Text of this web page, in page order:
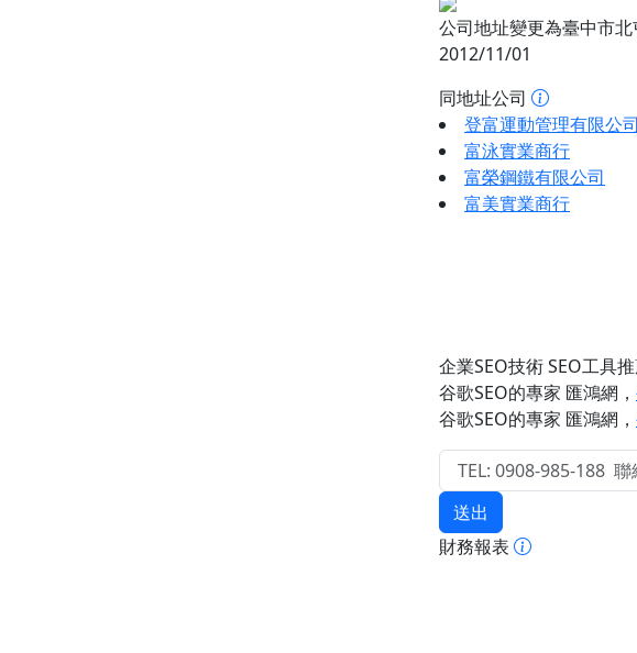
公司地址變更為臺中市
2012/11/01
同地址公司
登富運動管理有限公司
富泳實業商行
富榮鋼鐵有限公司
富美實業商行
企業SEO技術 SEO工具
谷歌SEO的專家 匯鴻網 ，
谷歌SEO的專家 匯鴻網 ，
送出
財務報表